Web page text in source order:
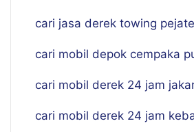
cari jasa derek towing
cari mobil depok cempaka
cari mobil derek 24 jam
cari mobil derek 24 jam